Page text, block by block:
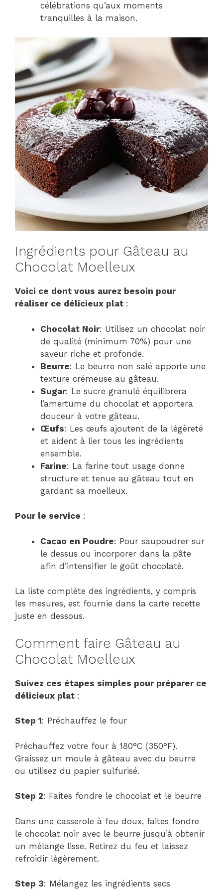
célébrations qu’aux moments
tranquilles à la maison.
Ingrédients pour Gâteau au
Chocolat Moelleux
Voici ce dont vous aurez besoin pour
réaliser ce délicieux plat :
Chocolat Noir: Utilisez un chocolat noir
de qualité (minimum 70%) pour une
saveur riche et profonde.
Beurre: Le beurre non salé apporte une
texture crémeuse au gâteau.
Sugar: Le sucre granulé équilibrera
l’amertume du chocolat et apportera
douceur à votre gâteau.
Œufs: Les œufs ajoutent de la légèreté
et aident à lier tous les ingrédients
ensemble.
Farine: La farine tout usage donne
structure et tenue au gâteau tout en
gardant sa moelleux.
Pour le service :
Cacao en Poudre: Pour saupoudrer sur
le dessus ou incorporer dans la pâte
afin d’intensifier le goût chocolaté.
La liste complète des ingrédients, y compris
les mesures, est fournie dans la carte recette
juste en dessous.
Comment faire Gâteau au
Chocolat Moelleux
Suivez ces étapes simples pour préparer ce
délicieux plat :
Step 1: Préchauffez le four
Préchauffez votre four à 180°C (350°F).
Graissez un moule à gâteau avec du beurre
ou utilisez du papier sulfurisé.
Step 2: Faites fondre le chocolat et le beurre
Dans une casserole à feu doux, faites fondre
le chocolat noir avec le beurre jusqu’à obtenir
un mélange lisse. Retirez du feu et laissez
refroidir légèrement.
Step 3: Mélangez les ingrédients secs